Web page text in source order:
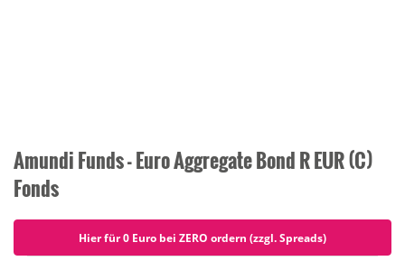
Amundi Funds - Euro Aggregate Bond R EUR (C)
Fonds
Hier für 0 Euro bei ZERO ordern (zzgl. Spreads)